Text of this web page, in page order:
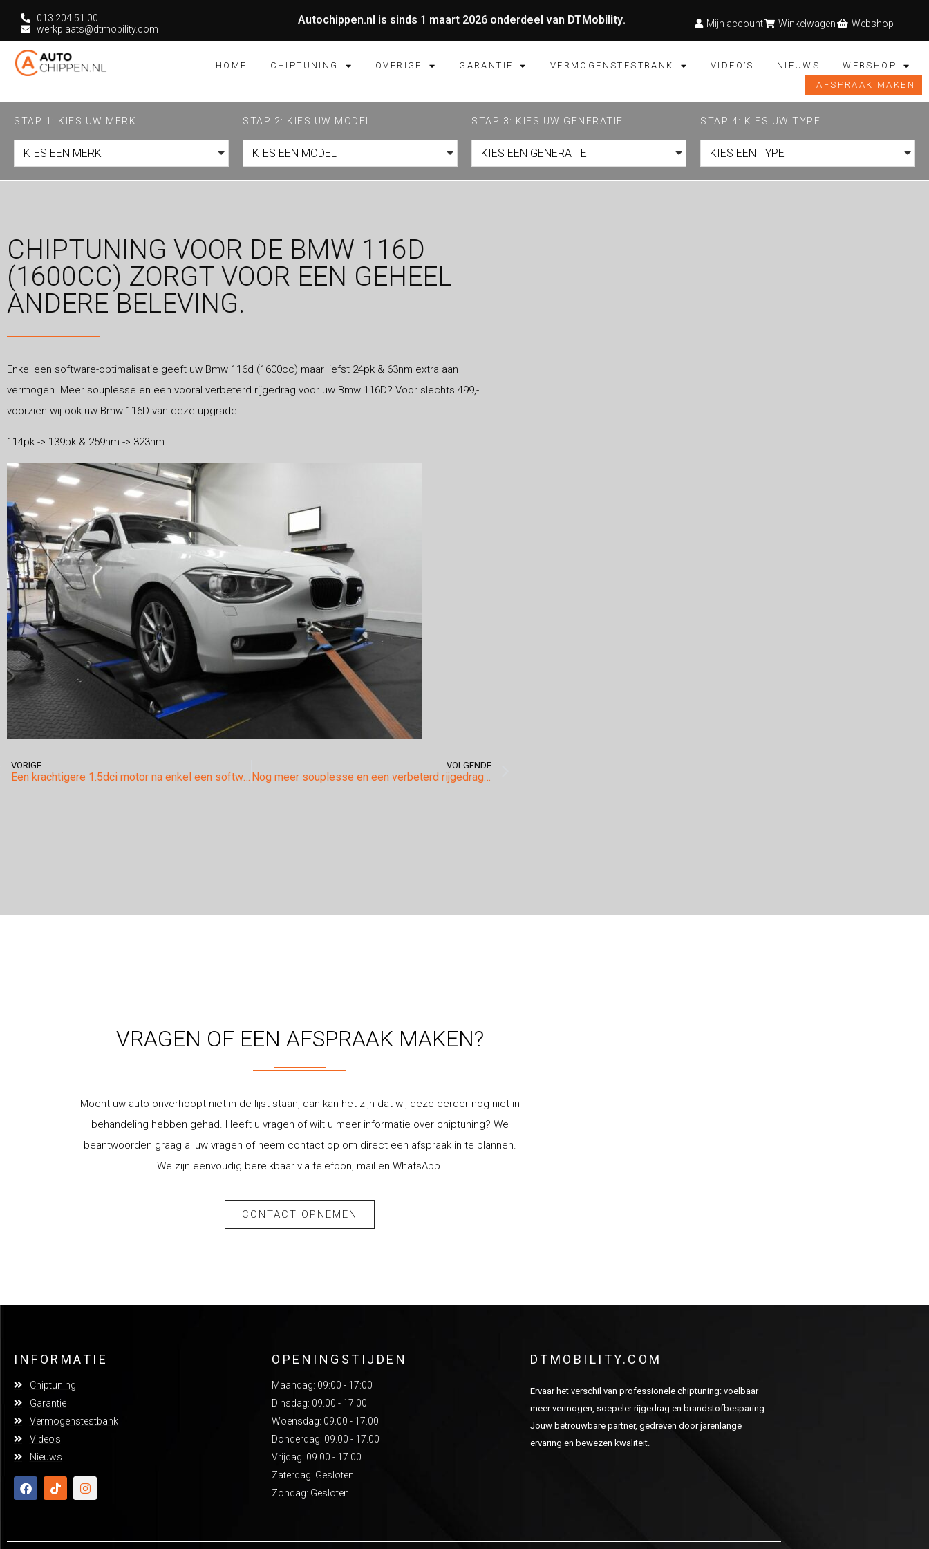
013 204 51 00
werkplaats@dtmobility.com
Autochippen.nl is sinds 1 maart 2026 onderdeel van DTMobility. Mijn account Winkelwagen Webshop
HOME CHIPTUNING OVERIGE GARANTIE VERMOGENSTESTBANK VIDEO’S NIEUWS
WEBSHOP
AFSPRAAK MAKEN
STAP 1: KIES UW MERK
KIES EEN MERK
STAP 2: KIES UW MODEL
KIES EEN MODEL
STAP 3: KIES UW GENERATIE
KIES EEN GENERATIE
STAP 4: KIES UW TYPE
KIES EEN TYPE
CHIPTUNING VOOR DE BMW 116D
(1600CC) ZORGT VOOR EEN GEHEEL
ANDERE BELEVING.
Enkel een software-optimalisatie geeft uw Bmw 116d (1600cc) maar liefst 24pk & 63nm extra aan
vermogen. Meer souplesse en een vooral verbeterd rijgedrag voor uw Bmw 116D? Voor slechts 499,-
voorzien wij ook uw Bmw 116D van deze upgrade.
114pk -> 139pk & 259nm -> 323nm
VORIGE
Een krachtigere 1.5dci motor na enkel een software-optimalisatie in de Nissan Qashqai.
VOLGENDE
Nog meer souplesse en een verbeterd rijgedrag uit uw Range Rover Sport TDV6?
VRAGEN OF EEN AFSPRAAK MAKEN?
Mocht uw auto onverhoopt niet in de lijst staan, dan kan het zijn dat wij deze eerder nog niet in
behandeling hebben gehad. Heeft u vragen of wilt u meer informatie over chiptuning? We
beantwoorden graag al uw vragen of neem contact op om direct een afspraak in te plannen.
We zijn eenvoudig bereikbaar via telefoon, mail en WhatsApp.
CONTACT OPNEMEN
INFORMATIE
Chiptuning
Garantie
Vermogenstestbank
Video's
Nieuws
OPENINGSTIJDEN
Maandag: 09:00 - 17:00
Dinsdag: 09.00 - 17.00
Woensdag: 09.00 - 17.00
Donderdag: 09.00 - 17.00
Vrijdag: 09.00 - 17.00
Zaterdag: Gesloten
Zondag: Gesloten
DTMOBILITY.COM
Ervaar het verschil van professionele chiptuning: voelbaar
meer vermogen, soepeler rijgedrag en brandstofbesparing.
Jouw betrouwbare partner, gedreven door jarenlange
ervaring en bewezen kwaliteit.